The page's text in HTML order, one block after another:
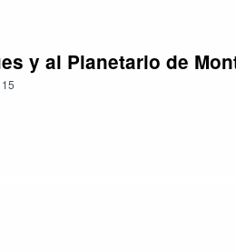
y al Planetario de
15